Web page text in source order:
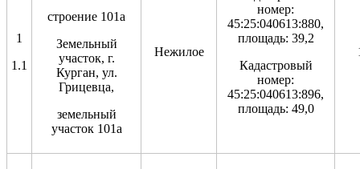
1
1.1
строение 101а
Земельный
участок, г.
Курган, ул.
Грицевца,
земельный
участок 101а
Нежилое
номер:
45:25:040613:880,
площадь: 39,2
Кадастровый
номер:
45:25:040613:896,
площадь: 49,0